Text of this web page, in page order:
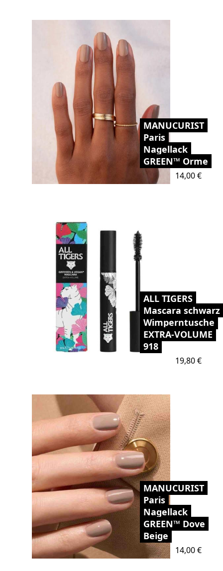
MANUCURIST
Paris
Nagellack
GREEN™ Orme
Preis
14,00 €
ALL TIGERS
Mascara schwarz
Wimperntusche
EXTRA-VOLUME
918
Preis
19,80 €
MANUCURIST
Paris
Nagellack
GREEN™ Dove
Beige
Preis
14,00 €